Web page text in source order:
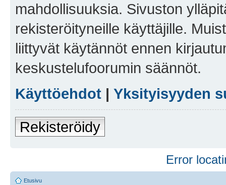
mahdollisuuksia. Sivuston
rekisteröityneille käyttäjille.
liittyvät käytännöt ennen
keskustelufoorumin säännöt.
Käyttöehdot | Yksityisyyden
Rekisteröidy
Error
Etusivu